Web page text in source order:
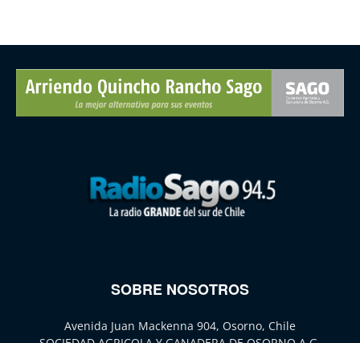
SOBRE NOSOTROS
Avenida Juan Mackenna 904, Osorno, Chile